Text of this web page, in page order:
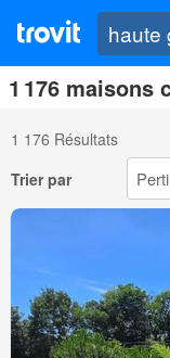
1 176 maisons
1 176 Résultats
Trier par